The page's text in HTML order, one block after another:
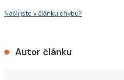
Našli jste v článku chybu?
Autor článku